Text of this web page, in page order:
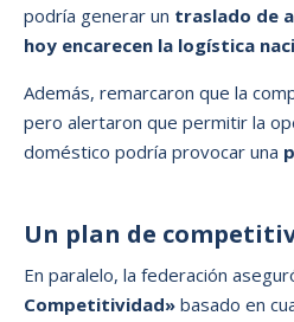
podría generar un traslado de
hoy encarecen la logística
Además, remarcaron que la
pero alertaron que permitir la
doméstico podría provocar una
Un plan de
En paralelo, la federación
Competitividad» basado en